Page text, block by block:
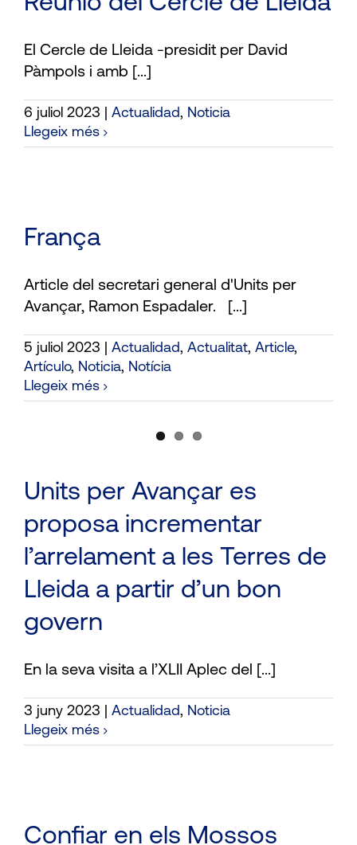
El Cercle de Lleida -presidit per David
Pàmpols i amb [...]
6 juliol 2023 Actualidad, Noticia
Llegeix més
França
Article del secretari general d'Units per
Avançar, Ramon Espadaler. [...]
5 juliol 2023 Actualidad, Actualitat, Article,
Artículo, Noticia, Notícia
Llegeix més
Units per Avançar es
proposa incrementar
l’arrelament a les Terres de
Lleida a partir d’un bon
govern
En la seva visita a l’XLII Aplec del [...]
3 juny 2023 Actualidad, Noticia
Llegeix més
Confiar en els Mossos